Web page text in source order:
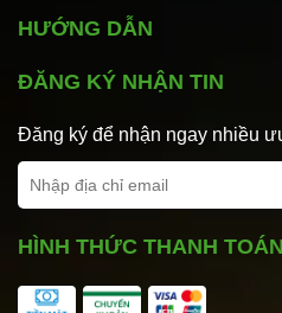
HƯỚNG DẪN
ĐĂNG KÝ NHẬN TIN
Đăng ký để nhận ngay nhiều
HÌNH THỨC THANH TOÁN